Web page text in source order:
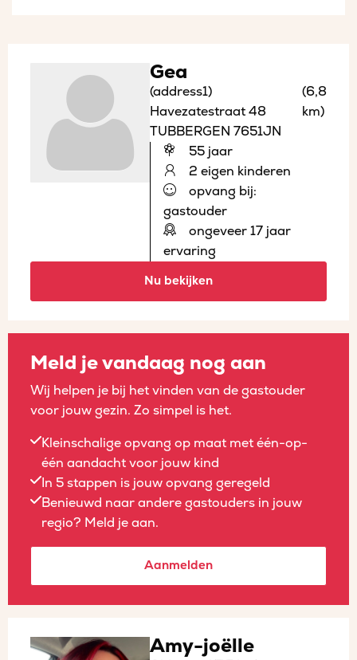
Gea
(address1)
Havezatestraat 48
TUBBERGEN 7651JN
(6,8
km)
55 jaar
2 eigen kinderen
opvang bij:
gastouder
ongeveer 17 jaar
ervaring
Nu bekijken
Meld je vandaag nog aan
Wij helpen je bij het vinden van de gastouder
voor jouw gezin. Zo simpel is het.
Kleinschalige opvang op maat met één-op-
één aandacht voor jouw kind
In 5 stappen is jouw opvang geregeld
Benieuwd naar andere gastouders in jouw
regio? Meld je aan.
Aanmelden
Amy-joëlle